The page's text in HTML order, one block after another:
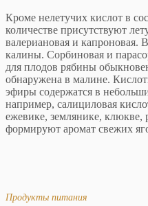
Кроме нелетучих кислот в
количестве присутствуют
валериановая и капроновая.
калины. Сорбиновая и
для плодов рябины
обнаружена в малине.
эфиры содержатся в
например, салициловая
ежевике, землянике, клюкве,
формируют аромат свежих
Продукты питания